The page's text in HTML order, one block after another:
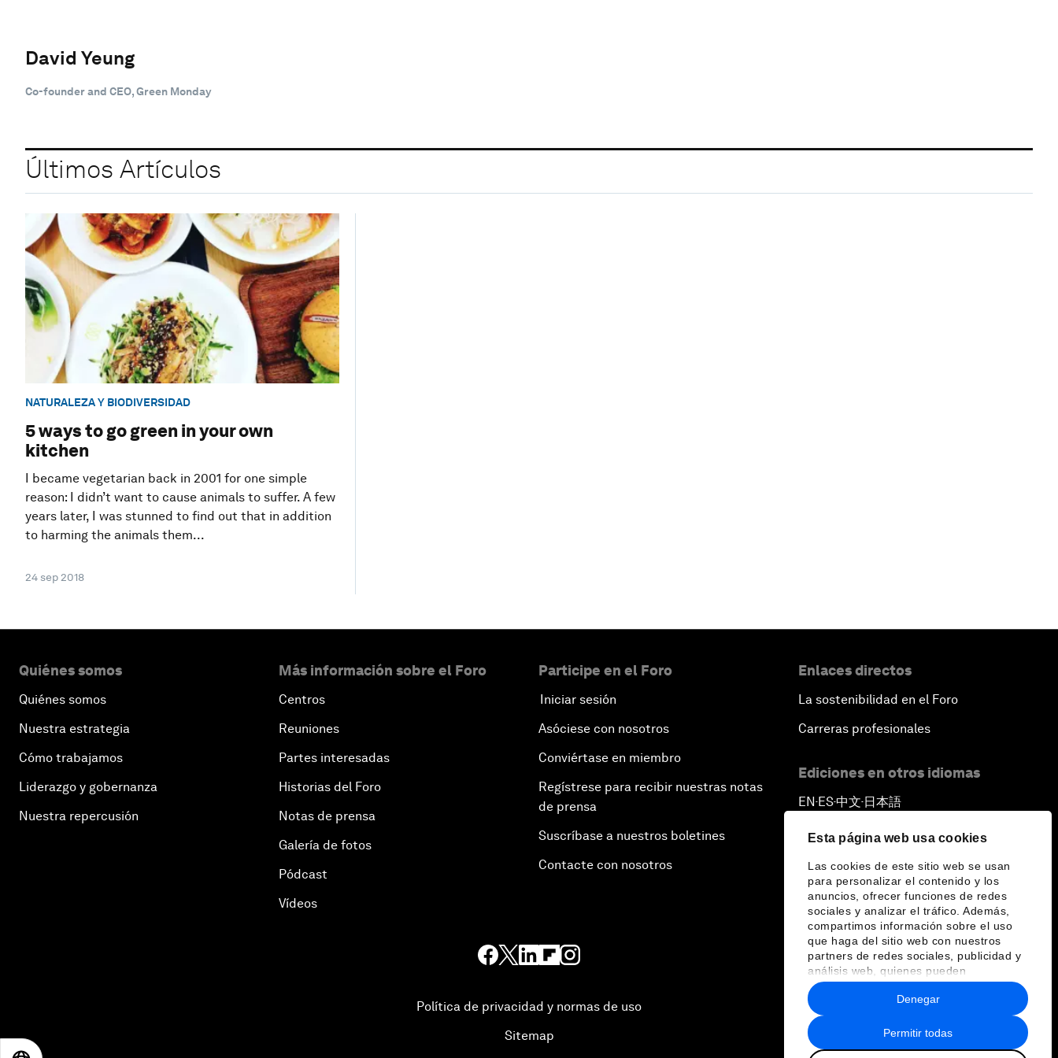
Esta página web usa cookies
Las cookies de este sitio web se usan
para personalizar el contenido y los
anuncios, ofrecer funciones de redes
sociales y analizar el tráfico. Además,
compartimos información sobre el uso
que haga del sitio web con nuestros
partners de redes sociales, publicidad y
análisis web, quienes pueden
combinarla con otra información que les
haya proporcionado o que hayan
recopilado a partir del uso que haya
hecho de sus servicios.
Permitir todas
Denegar
David Yeung
Co-founder and CEO, Green Monday
Últimos Artículos
NATURALEZA Y BIODIVERSIDAD
5 ways to go green in your own
kitchen
I became vegetarian back in 2001 for one simple
reason: I didn’t want to cause animals to suffer. A few
years later, I was stunned to find out that in addition
to harming the animals them...
24 sep 2018
Quiénes somos
Quiénes somos
Nuestra estrategia
Cómo trabajamos
Liderazgo y gobernanza
Nuestra repercusión
Más información sobre el Foro
Centros
Reuniones
Partes interesadas
Historias del Foro
Notas de prensa
Galería de fotos
Pódcast
Vídeos
Participe en el Foro
Iniciar sesión
Asóciese con nosotros
Conviértase en miembro
Regístrese para recibir nuestras notas
de prensa
Suscríbase a nuestros boletines
Contacte con nosotros
Enlaces directos
La sostenibilidad en el Foro
Carreras profesionales
Ediciones en otros idiomas
EN ▪ ES▪中文▪ 日本語
Política de privacidad y normas de uso
Sitemap